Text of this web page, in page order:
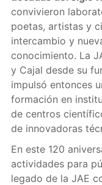
convivieron
poetas, artistas y
intercambio y
conocimiento. La
y Cajal desde su
impulsó entonces
formación en
de centros
de innovadoras
En este 120
actividades para
legado de la JAE